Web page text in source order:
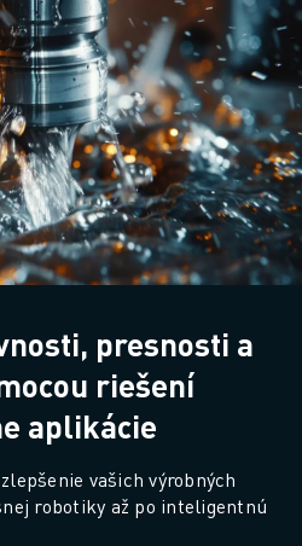
presnosti a
riešení
aplikácie
vašich výrobných
robotiky až po inteligentnú